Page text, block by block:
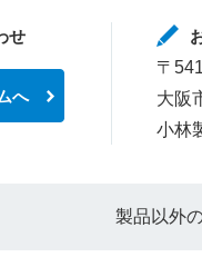
せ
へ
〒
大阪
小林
製品以外